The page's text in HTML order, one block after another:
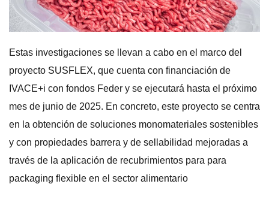
Estas investigaciones se llevan a cabo en el marco del
proyecto SUSFLEX, que cuenta con financiación de
IVACE+i con fondos Feder y se ejecutará hasta el próximo
mes de junio de 2025. En concreto, este proyecto se centra
en la obtención de soluciones monomateriales sostenibles
y con propiedades barrera y de sellabilidad mejoradas a
través de la aplicación de recubrimientos para para
packaging flexible en el sector alimentario